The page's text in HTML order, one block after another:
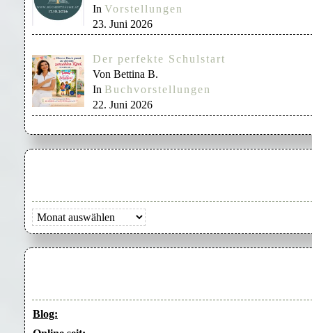
In Vorstellungen
23. Juni 2026
Der perfekte Schulstart
Von Bettina B.
In Buchvorstellungen
22. Juni 2026
Archiv
Blog: